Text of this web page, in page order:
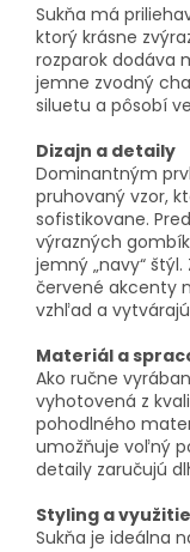
Sukňa má
ktorý krásne
rozparok dodáva
jemne zvodný
siluetu a pôsobí
Dizajn a detaily
Dominantným
pruhovaný vzor,
sofistikovane.
výrazných
jemný „navy“
červené akcenty
vzhľad a
Materiál a
Ako ručne
vyhotovená z
pohodlného
umožňuje voľný
detaily zaručujú
Styling a využitie
Sukňa je ideálna